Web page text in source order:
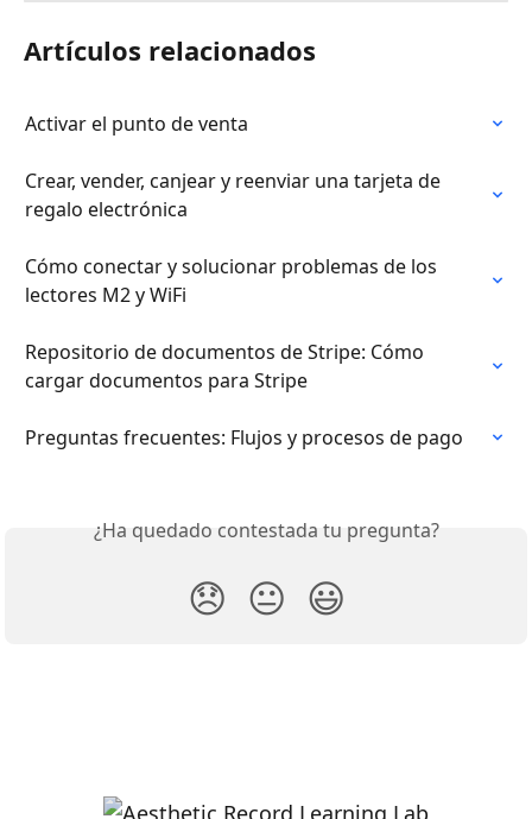
Artículos relacionados
Activar el punto de venta
Crear, vender, canjear y reenviar una tarjeta de
regalo electrónica
Cómo conectar y solucionar problemas de los
lectores M2 y WiFi
Repositorio de documentos de Stripe: Cómo
cargar documentos para Stripe
Preguntas frecuentes: Flujos y procesos de pago
¿Ha quedado contestada tu pregunta?
😞 😐 😃